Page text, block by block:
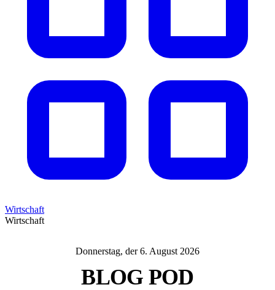
Wirtschaft
Wirtschaft
Donnerstag, der 6. August 2026
BLOG POD